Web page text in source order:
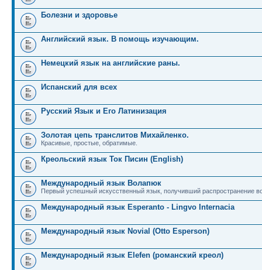
Болезни и здоровье
Английский язык. В помощь изучающим.
Немецкий язык на английские раны.
Испанский для всех
Русский Язык и Его Латинизация
Золотая цепь транслитов Михайленко.
Красивые, простые, обратимые.
Креольский язык Ток Писин (English)
Международный язык Волапюк
Первый успешный искусственный язык, получивший распространение
Международный язык Esperanto - Lingvo Internacia
Международный язык Novial (Otto Esperson)
Международный язык Elefen (романский креол)